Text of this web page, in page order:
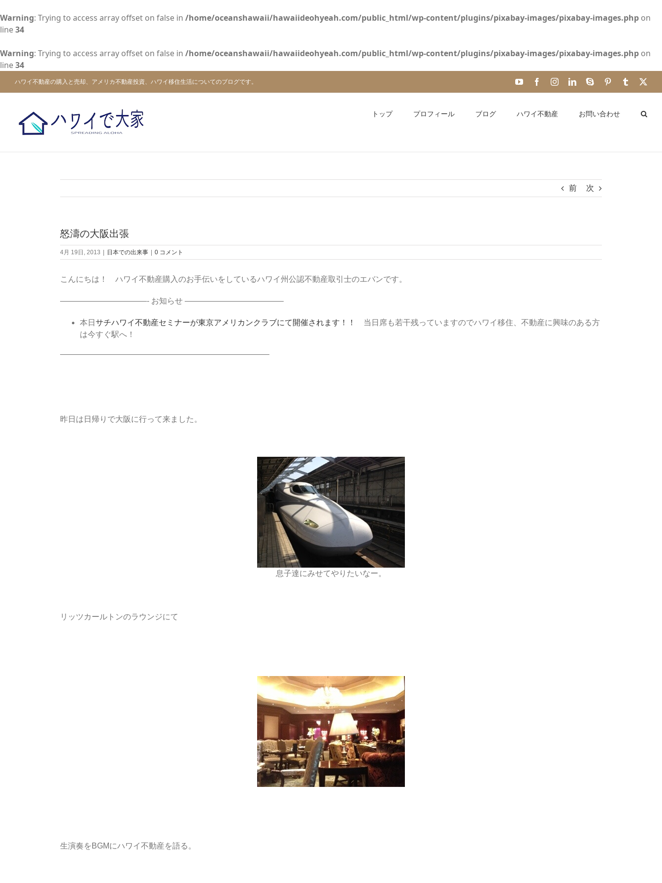
Warning: Trying to access array offset on false in /home/oceanshawaii/hawaiideohyeah.com/public_html/wp-content/plugins/pixabay-images/pixabay-images.php on
line34
Warning: Trying to access array offset on false in /home/oceanshawaii/hawaiideohyeah.com/public_html/wp-content/plugins/pixabay-images/pixabay-images.php on
line34
ハワイ不動産の購入と売却、アメリカ不動産投資、ハワイ移住生活についてのブログです。 YouTubeFacebookInstagramLinkedInSkype PinterestTumblr
トップ プロフィール ブログ ハワイ不動産 お問い合わせ
前 次
怒濤の大阪出張
4月 19日, 2013 日本での出来事 0 コメント
こんにちは！ ハワイ不動産購入のお手伝いをしているハワイ州公認不動産取引士のエバンです。
———————————- お知らせ ————————————–
本日 サチハワイ不動産セミナーが東京アメリカンクラブにて開催されます！！ 当日席も若干残っていますのでハワイ移住、不動産に興味のある方
は今すぐ駅へ！
——————————————————————————–
昨日は日帰りで大阪に行って来ました。
息子達にみせてやりたいなー。
リッツカールトンのラウンジにて
生演奏をBGMにハワイ不動産を語る。